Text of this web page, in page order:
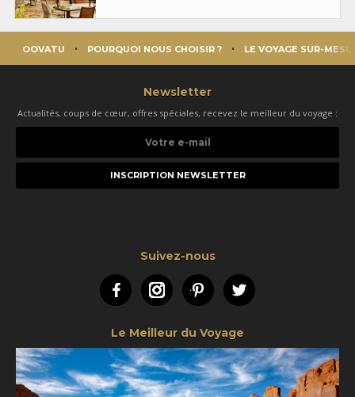
OOVATU POURQUOI NOUS CHOISIR ? LE VOYAGE SUR-
Newsletter
Actualités, coups de cœur, offres spéciales, recevez le meilleur du voyage :
e-
Suivez-nous
FacebookInstagramPinterestTwitter
Le Meilleur du Voyage